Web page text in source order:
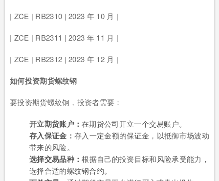
| ZCE | RB2310 | 2023 年 10 月 |
| ZCE | RB2311 | 2023 年 11 月 |
| ZCE | RB2312 | 2023 年 12 月 |
如何投资期货螺纹钢
要投资期货螺纹钢，投资者需要：
开立期货账户：在期货公司开立一个交易账户。
存入保证金：存入一定金额的保证金，以抵御市场波动
带来的风险。
选择交易品种：根据自己的投资目标和风险承受能力，
选择合适的螺纹钢合约。